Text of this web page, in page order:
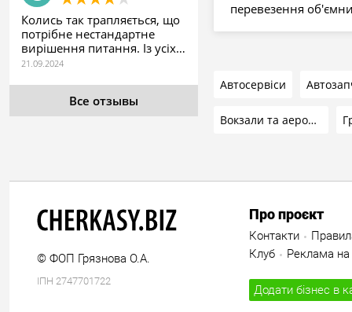
Колись так трапляється, що
потрібне нестандартне
вирішення питання. Із усіх…
Все отзывы
перевезення
Автосервіси
Вокзали та аеропорт
© ФОП Грязнова О.А.
ІПН 2747701722
Про проєкт
Контакти
Клуб
Реклама на
Додати бізнес в